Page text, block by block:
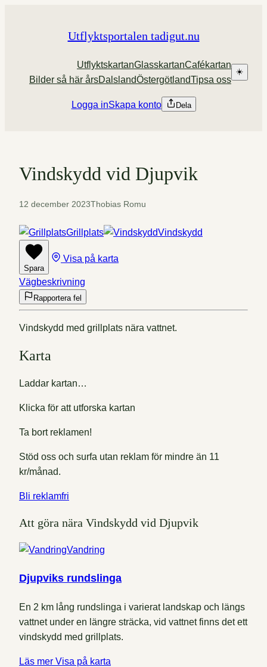
Utflyktsportalen tadigut.nu
UtflyktskartanGlasskartanCafékartan
Bilder så här årsDalslandÖstergötlandTipsa oss
☀️
Logga inSkapa konto Dela
Vindskydd vid Djupvik
12 december 2023Thobias Romu
Grillplats Vindskydd
Spara
Visa på karta
Vägbeskrivning
Rapportera fel
Vindskydd med grillplats nära vattnet.
Karta
Laddar kartan…
Klicka för att utforska kartan
Ta bort reklamen!
Stöd oss och surfa utan reklam för mindre än 11
kr/månad.
Bli reklamfri
Att göra nära Vindskydd vid Djupvik
Vandring
Djupviks rundslinga
En 2 km lång rundslinga i varierat landskap och längs
vattnet under en längre sträcka, vid vattnet finns det ett
vindskydd med grillplats.
Läs mer Visa på karta